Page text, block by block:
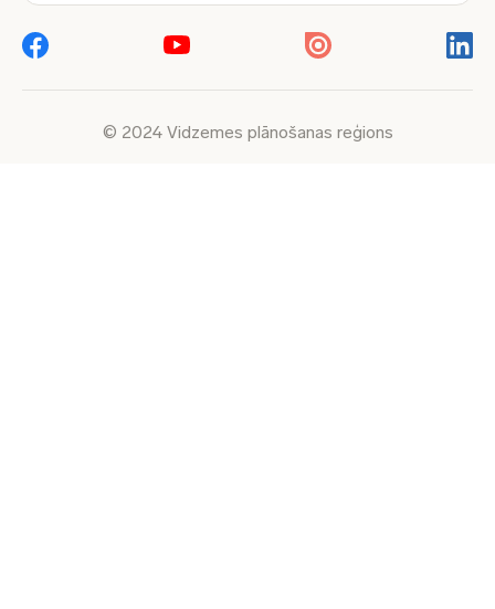
© 2024 Vidzemes plānošanas reģions